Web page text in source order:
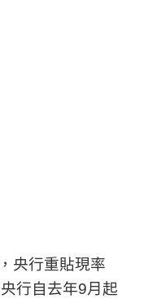
央行重貼現率
行自去年9月起